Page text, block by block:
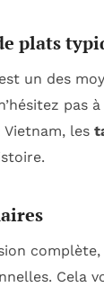
plats
un des
pas
Vietnam, les
Cela